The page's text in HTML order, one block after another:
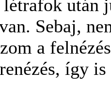
után
Sebaj,
a
így